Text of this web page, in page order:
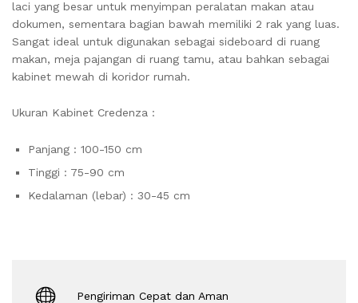
laci yang besar untuk menyimpan peralatan makan atau
dokumen, sementara bagian bawah memiliki 2 rak yang luas.
Sangat ideal untuk digunakan sebagai sideboard di ruang
makan, meja pajangan di ruang tamu, atau bahkan sebagai
kabinet mewah di koridor rumah.
Ukuran Kabinet Credenza :
Panjang : 100-150 cm
Tinggi : 75-90 cm
Kedalaman (lebar) : 30-45 cm
Pengiriman Cepat dan Aman